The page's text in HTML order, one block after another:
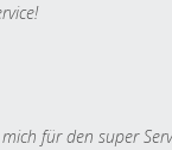
für den super